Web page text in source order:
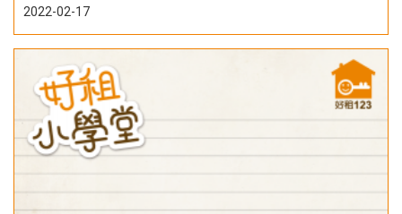
2022-02-17